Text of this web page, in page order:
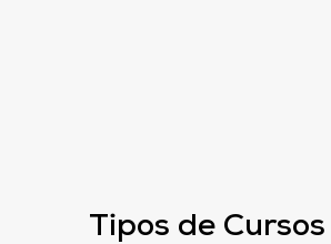
Tipos de Cursos